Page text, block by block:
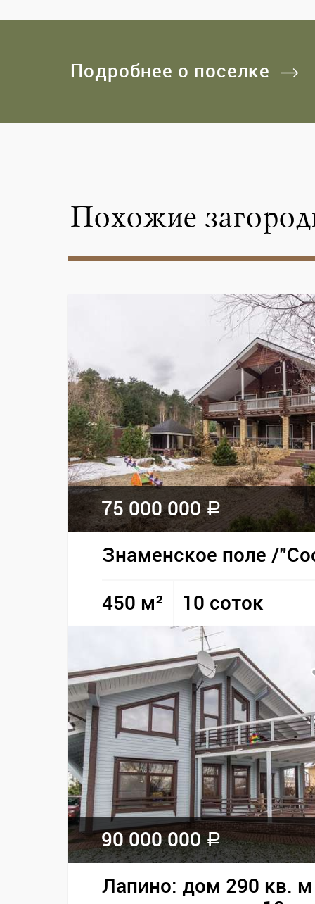
Подробнее о поселке
Похожие
75 000 000a
Знаменское поле /
450 м² 10 соток
90 000 000a
Лапино: дом 290 кв.